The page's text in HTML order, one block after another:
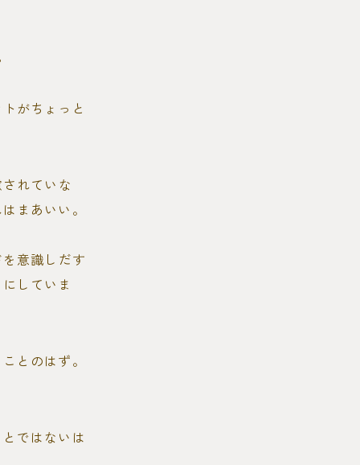
がちょっと
れていな
まあいい。
意識しだす
していま
とのはず。
ではないは